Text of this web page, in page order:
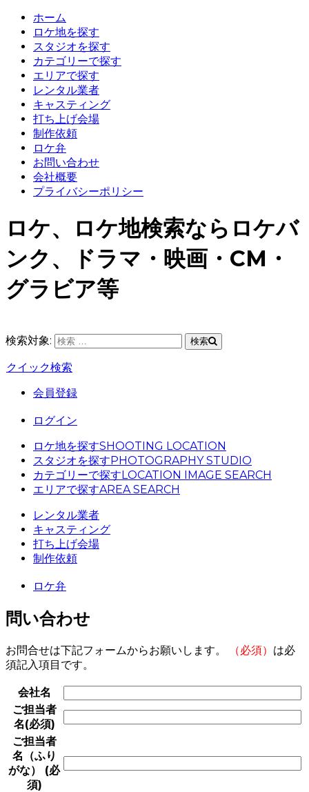
ホーム
ロケ地を探す
スタジオを探す
カテゴリーで探す
エリアで探す
レンタル業者
キャスティング
打ち上げ会場
制作依頼
ロケ弁
お問い合わせ
会社概要
プライバシーポリシー
ロケ、ロケ地検索ならロケバ
ンク、ドラマ・映画・CM・
グラビア等
検索対象: 検索
クイック検索
会員登録
ログイン
ロケ地を探すSHOOTING LOCATION
スタジオを探すPHOTOGRAPHY STUDIO
カテゴリーで探すLOCATION IMAGE SEARCH
エリアで探すAREA SEARCH
レンタル業者
キャスティング
打ち上げ会場
制作依頼
ロケ弁
問い合わせ
お問合せは下記フォームからお願いします。 （必須） は必
須記入項目です。
会社名
ご担当者
名(必須)
ご担当者
名（ふり
がな） (必
須)